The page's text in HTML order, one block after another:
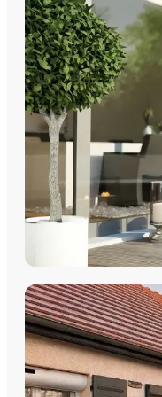
Fenêtres PVC
Fenêtres Bois
Découvrez nos
multimatériaux, avec
DÉCOUVRIR
COULISSANTS &
Coulissants Aluminium
Découvrez nos Baies
aluminium avec pose